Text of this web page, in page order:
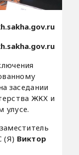
заседании
ЖКХ и
улусе.
(Я) Виктор